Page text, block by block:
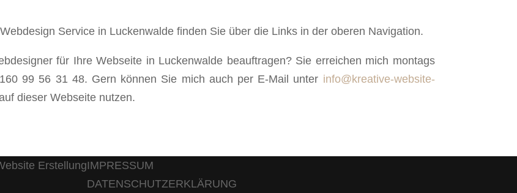
Service in Luckenwalde finden Sie über die Links in der oberen Navigation.
für Ihre Webseite in Luckenwalde beauftragen? Sie erreichen mich montags
99 56 31 48. Gern können Sie mich auch per E-Mail unter info@kreative-website-
dieser Webseite nutzen.
IMPRESSUM
DATENSCHUTZERKLÄRUNG